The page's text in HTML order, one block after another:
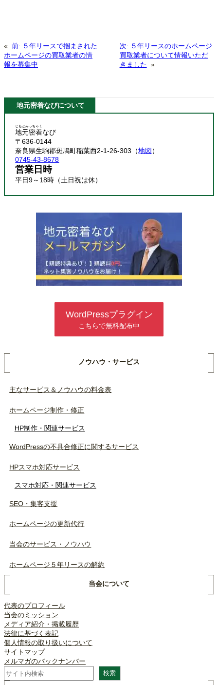
« 前: ５年リースで掴まされた
ホームページの買取業者の情
報を募集中
次: ５年リースのホームページ
買取業者について情報いただ
きました »
地元密着なびについて
地元密着
じもとみっちゃく
なび
〒636-0144
奈良県生駒郡斑鳩町稲葉西2-1-26-303（地図）
0745-43-8678
営業日時
平日9～18時（土日祝は休）
WordPressプラグイン
こちらで無料配布中
ノウハウ・サービス
主なサービス＆ノウハウの料金表
ホームページ制作・修正
HP制作・関連サービス
WordPressの不具合修正に関するサービス
HPスマホ対応サービス
スマホ対応・関連サービス
SEO・集客支援
ホームページの更新代行
当会のサービス・ノウハウ
ホームページ５年リースの解約
当会について
代表のプロフィール
当会のミッション
メディア紹介・掲載履歴
法律に基づく表記
個人情報の取り扱いについて
サイトマップ
メルマガのバックナンバー
検
索
検索